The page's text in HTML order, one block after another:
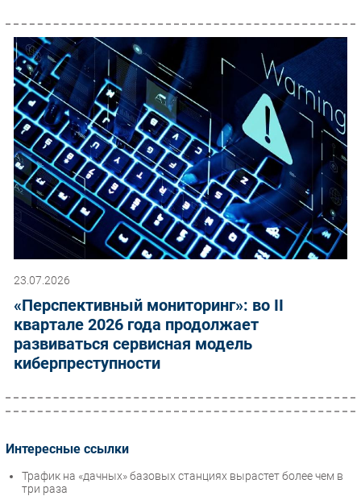
23.07.2026
«Перспективный мониторинг»: во II
квартале 2026 года продолжает
развиваться сервисная модель
киберпреступности
Интересные ссылки
Трафик на «дачных» базовых станциях вырастет более чем в
три раза